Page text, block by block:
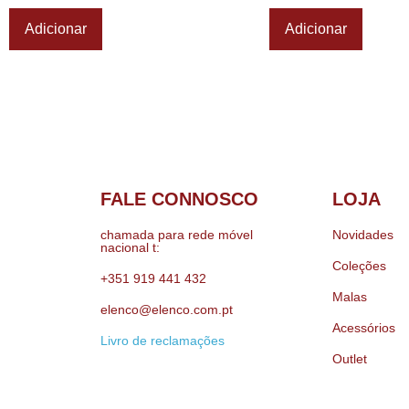
Adicionar Adicionar
FALE CONNOSCO
chamada para rede móvel
nacional t:
+351 919 441 432
elenco@elenco.com.pt
Livro de reclamações
LOJA
Novidades
Coleções
Malas
Acessórios
Outlet